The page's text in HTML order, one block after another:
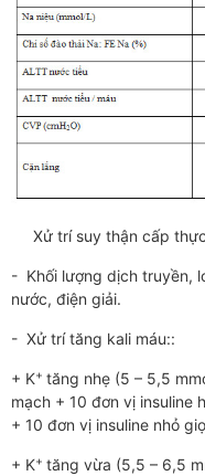
Xử trí suy thận cấp
- Khối lượng dịch truyền,
nước, điện giải.
- Xử trí tăng kali máu::
+ K+ tăng nhẹ (5 – 5,5
mạch + 10 đơn vị insuline
+ 10 đơn vị insuline nhỏ
+ K+ tăng vừa (5,5 – 6,5